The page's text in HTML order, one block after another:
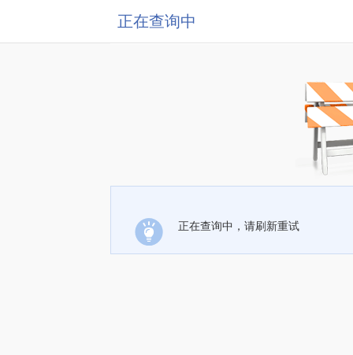
正在查询中
正在查询中，请刷新重试